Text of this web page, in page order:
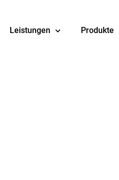
Leistungen Produkte